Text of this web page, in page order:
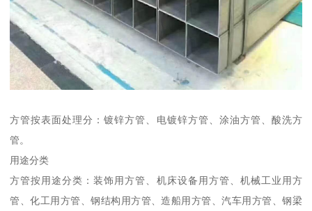
方管按表面处理分：镀锌方管、电镀锌方管、涂油方管、酸洗方
管。
用途分类
方管按用途分类：装饰用方管、机床设备用方管、机械工业用方
管、化工用方管、钢结构用方管、造船用方管、汽车用方管、钢梁